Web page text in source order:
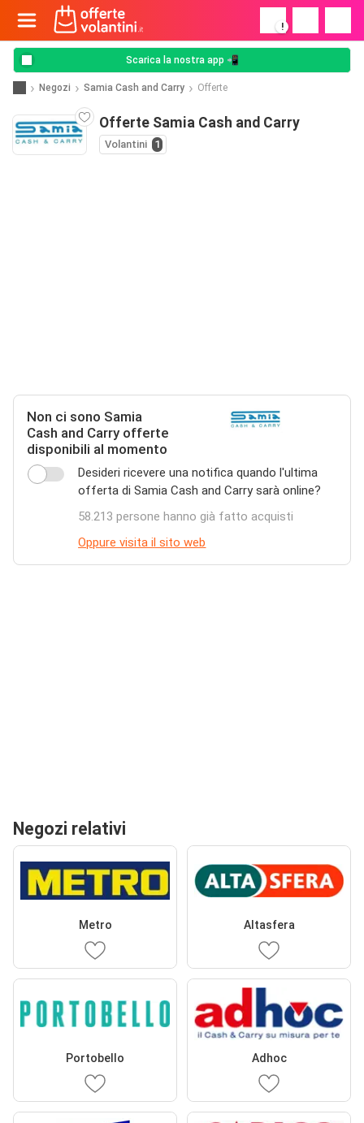
!
Scarica la nostra app 📲
Negozi Samia Cash and Carry Offerte
Offerte Samia Cash and Carry
Volantini 1
Non ci sono Samia
Cash and Carry offerte
disponibili al momento
Desideri ricevere una notifica quando l'ultima
offerta di Samia Cash and Carry sarà online?
58.213 persone hanno già fatto acquisti
Oppure visita il sito web
Negozi relativi
Metro Altasfera
Portobello Adhoc